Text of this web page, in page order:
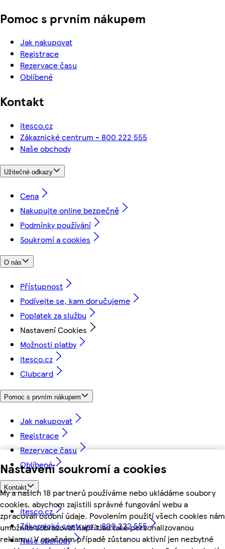
Nastavení soukromí a cookies
My a našich 18 partnerů používáme nebo ukládáme soubory
cookies, abychom zajistili správné fungování webu a
zpracovali osobní údaje. Povolením použití všech cookies nám
umožníte zobrazovat například také personalizovanou
reklamu. V opačném případě zůstanou aktivní jen nezbytné
Pomoc s prvním nákupem
Jak nakupovat
Registrace
Rezervace času
Oblíbené
Kontakt
itesco.cz
Zákaznické centrum - 800 222 555
Naše obchody
Užitečné odkazy
Cena
Nakupujte online bezpečně
Podmínky používání
Soukromí a cookies
O nás
Přístupnost
Podívejte se, kam doručujeme
Poplatek za službu
Nastavení Cookies
Možnosti platby
itesco.cz
Clubcard
Pomoc s prvním nákupem
Jak nakupovat
Registrace
Rezervace času
Oblíbené
Kontakt
itesco.cz
Zákaznické centrum - 800 222 555
Naše obchody